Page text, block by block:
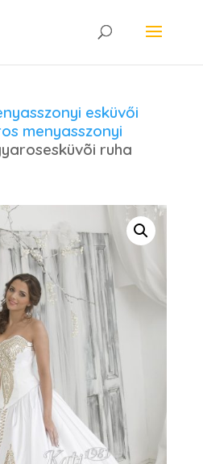
esküvői
menyasszonyi
ruha